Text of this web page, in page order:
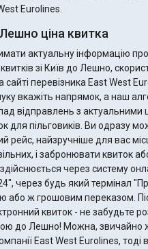
Eurolines.
ціна квитка
актуальну інформацію
квитків зі Київ до Лешно,
перевізника East West
вкажіть напрямок, а наш
відправлень з актуальними
Ви одразу можете
рейс, найзручніше для вас
і забронювати квиток
через систему
через будь який термінал
ж грошовим переказом. Після оплати
квиток - не забудьте
до Лешно! Можна, звичайно
East West Eurolines, тоді